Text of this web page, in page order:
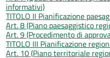
informativi)
TITOLO II Pianificazione
Art. 8 (Piano paesaggistico
Art. 9 (Procedimento di
TITOLO III Pianificazione
Art. 10 (Piano territoriale